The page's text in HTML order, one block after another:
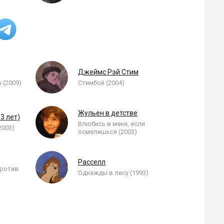
(2009)
Джеймс Рэй Стим
Стимбой (2004)
лет) Жульен в детстве
Влюбись в меня, если
осмелишься (2003)
Расселл
Однажды в лесу (1993)